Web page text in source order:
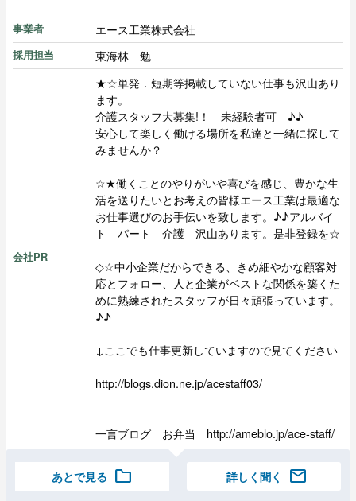
事業者 エース工業株式会社
採用担当 東海林 勉
会社PR
★☆単発．短期等掲載していない仕事も沢山あり
ます。
介護スタッフ大募集!！ 未経験者可 ♪♪
安心して楽しく働ける場所を私達と一緒に探して
みませんか？
☆★働くことのやりがいや喜びを感じ、豊かな生
活を送りたいとお考えの皆様エース工業は最適な
お仕事選びのお手伝いを致します。♪♪アルバイ
ト パート 介護 沢山あります。是非登録を☆
◇☆中小企業だからできる、きめ細やかな顧客対
応とフォロー、人と企業がベストな関係を築くた
めに熟練されたスタッフが日々頑張っています。
♪♪
↓ここでも仕事更新していますので見てください
http://blogs.dion.ne.jp/acestaff03/
一言ブログ お弁当 http://ameblo.jp/ace-staff/
あとで見る folder 詳しく聞く mail